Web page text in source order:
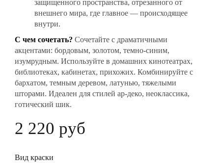
защищенного пространства, отрезанного от
внешнего мира, где главное — происходящее
внутри.
С чем сочетать? Сочетайте с драматичными
акцентами: бордовым, золотом, темно-синим,
изумрудным. Используйте в домашних кинотеатрах,
библиотеках, кабинетах, прихожих. Комбинируйте с
бархатом, темным деревом, латунью, тяжелыми
шторами. Идеален для стилей ар-деко, неоклассика,
готический шик.
2 220 руб
Вид краски